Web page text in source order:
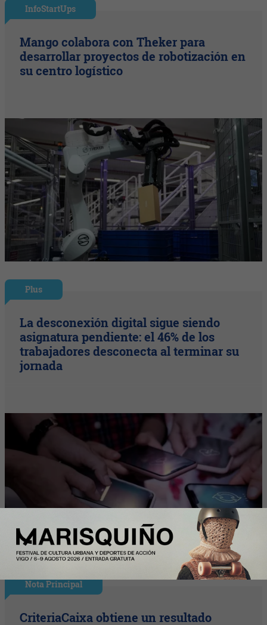
InfoStartUps
Mango colabora con Theker para
desarrollar proyectos de robotización en
su centro logístico
Plus
La desconexión digital sigue siendo
asignatura pendiente: el 46% de los
trabajadores desconecta al terminar su
jornada
Nota Principal
CriteriaCaixa obtiene un resultado